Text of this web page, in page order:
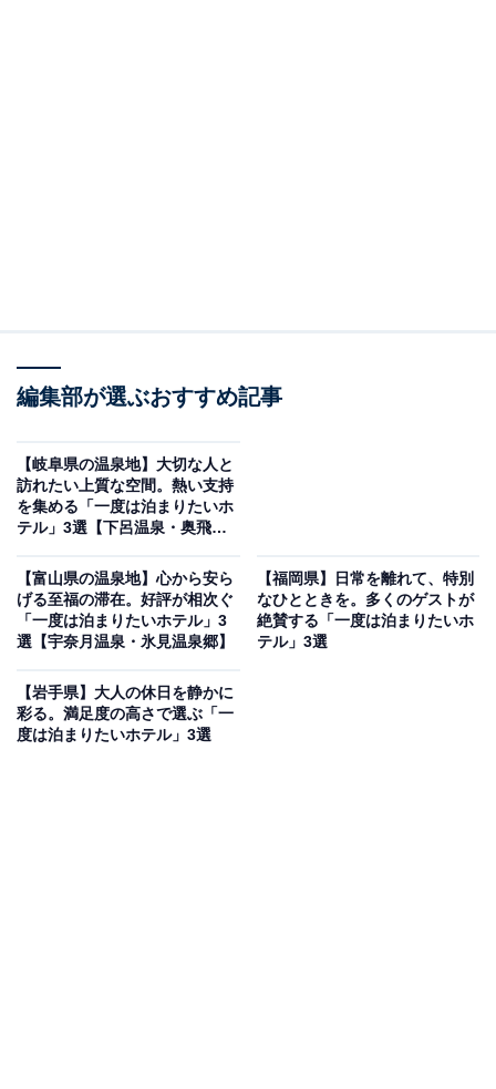
YUFUIN FLORAL VILLAGE HOTEL（画像：「YUFUIN FLORAL VILLAGE
「YUFUIN FLORAL VILLAGE HOTEL」は、イギリスの
コッツウォルズ地方の街並みを再現した「湯布院フロー
ラルヴィレッジ」内にあるホテルです。宿泊者専用の
「フローラルヴィレッジ温泉」は源泉かけ流しの天然温
泉。全室和室の客室は広々としており、おとぎの国に迷
い込んだような非日常の滞在が楽しめます。宿泊者特典
編集部が選ぶおすすめ記事
【岐阜県の温泉地】大切な人と
訪れたい上質な空間。熱い支持
を集める「一度は泊まりたいホ
テル」3選【下呂温泉・奥飛騨
【富山県の温泉地】心から安ら
げる至福の滞在。好評が相次ぐ
「一度は泊まりたいホテル」3
選【宇奈月温泉・氷見温泉郷】
【福岡県】日常を離れて、特別
なひとときを。多くのゲストが
絶賛する「一度は泊まりたいホ
テル」3選
【岩手県】大人の休日を静かに
彩る。満足度の高さで選ぶ「一
度は泊まりたいホテル」3選